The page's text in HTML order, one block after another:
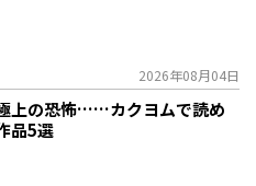
2026年08月04日
上の恐怖……カクヨムで読め
品5選